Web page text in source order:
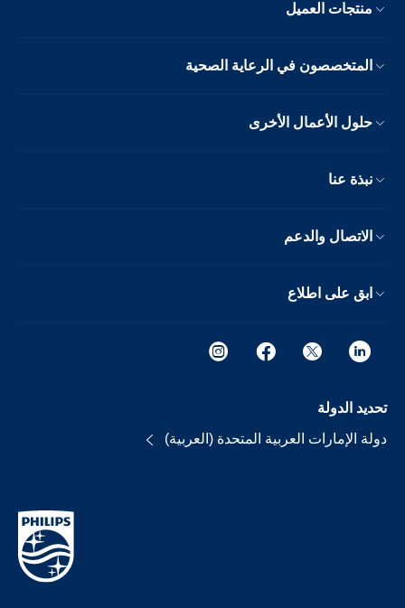
منتجات العميل
المتخصصون في الرعاية الصحية
حلول الأعمال الأخرى
نبذة عنا
الاتصال والدعم
ابق على اطلاع
تحديد الدولة
دولة الإمارات العربية المتحدة (العربية)